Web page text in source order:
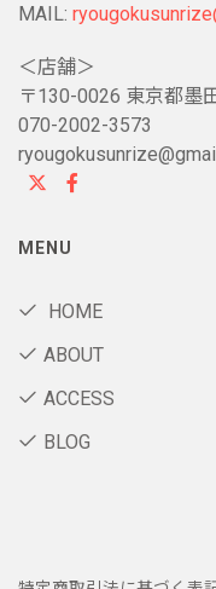
MAIL:
＜店舗＞
〒130-0026 東京都墨
070-2002-3573
MENU
HOME
ABOUT
ACCESS
BLOG